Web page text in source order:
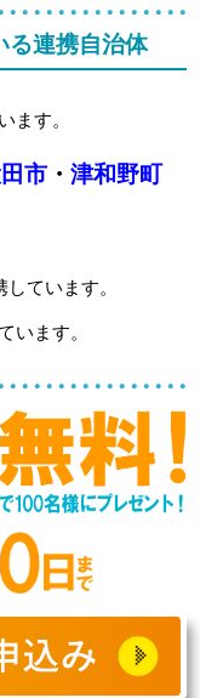
る連携自治体
ます。
市・ 津和野町
ています。
います。